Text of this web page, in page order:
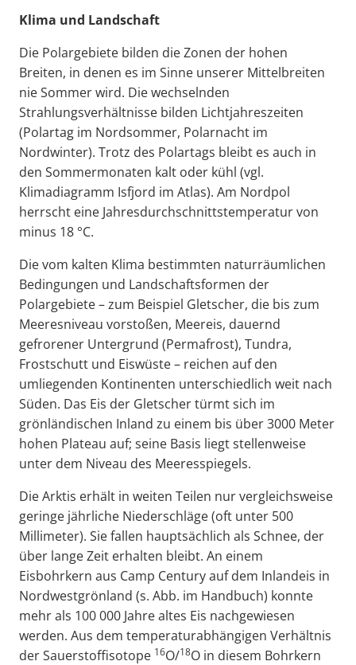
Klima und Landschaft
Die Polargebiete bilden die Zonen der hohen
Breiten, in denen es im Sinne unserer Mittelbreiten
nie Sommer wird. Die wechselnden
Strahlungsverhältnisse bilden Lichtjahreszeiten
(Polartag im Nordsommer, Polarnacht im
Nordwinter). Trotz des Polartags bleibt es auch in
den Sommermonaten kalt oder kühl (vgl.
Klimadiagramm Isfjord im Atlas). Am Nordpol
herrscht eine Jahresdurchschnittstemperatur von
minus 18 °C.
Die vom kalten Klima bestimmten naturräumlichen
Bedingungen und Landschaftsformen der
Polargebiete – zum Beispiel Gletscher, die bis zum
Meeresniveau vorstoßen, Meereis, dauernd
gefrorener Untergrund (Permafrost), Tundra,
Frostschutt und Eiswüste – reichen auf den
umliegenden Kontinenten unterschiedlich weit nach
Süden. Das Eis der Gletscher türmt sich im
grönländischen Inland zu einem bis über 3000 Meter
hohen Plateau auf; seine Basis liegt stellenweise
unter dem Niveau des Meeresspiegels.
Die Arktis erhält in weiten Teilen nur vergleichsweise
geringe jährliche Niederschläge (oft unter 500
Millimeter). Sie fallen hauptsächlich als Schnee, der
über lange Zeit erhalten bleibt. An einem
Eisbohrkern aus Camp Century auf dem Inlandeis in
Nordwestgrönland (s. Abb. im Handbuch) konnte
mehr als 100 000 Jahre altes Eis nachgewiesen
werden. Aus dem temperaturabhängigen Verhältnis
der Sauerstoffisotope 16O/18O in diesem Bohrkern